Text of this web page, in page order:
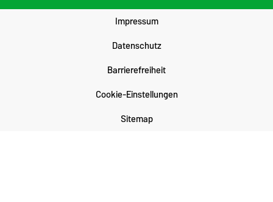
Impressum
Datenschutz
Barrierefreiheit
Cookie-Einstellungen
Sitemap